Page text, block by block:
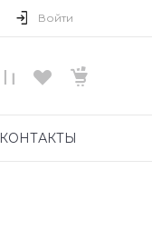
Войти
КОНТАКТЫ